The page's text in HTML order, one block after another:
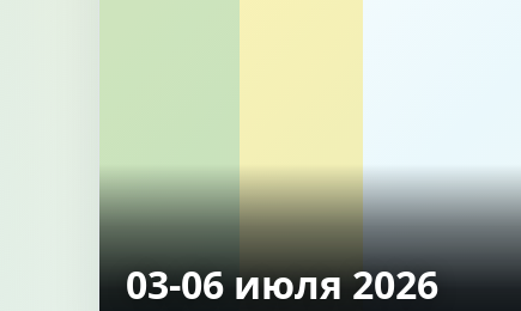
03-06 июля 2026